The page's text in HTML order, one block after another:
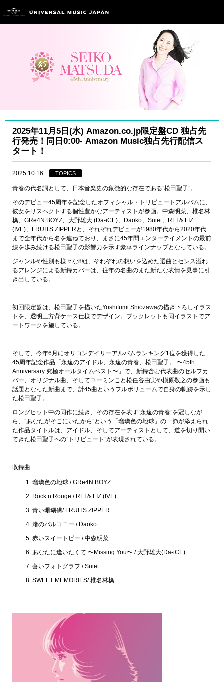
2025年11月5日(水) Amazon.co.jp限定盤CD 独占先
行発売！同日0:00- Amazon Music独占先行配信ス
タート！
2025.10.16 TOPICS
青春の代名詞として、日本音楽史の象徴的な存在である”松田聖子”。
そのデビュー45周年を記念したオフィシャル・トリビュートアルバムに、
彼女をリスペクトする個性豊かなアーティストが参画。中森明菜、椎名林
檎、GRe4N BOYZ、大野雄大 (Da-iCE)、Daoko、Suiet、REI & LIZ
(IVE)、FRUITS ZIPPERと、それぞれデビューが1980年代から2020年代
まで全年代から名を連ねており、まさに45年間エンターテイメントの最前
線を歩み続ける松田聖子の影響力を示す豪華ラインナップとなっている。
ジャンルや性別も様々な8組、それぞれの想いを込めた選曲とセンス溢れ
るアレンジによる新録カバーは、往年の名曲のまた新たな表情を見事に引
き出している。
初回限定盤は、松田聖子を描いたYoshifumi Shiozawaの描き下ろしイラス
トを、透明三方背ケース仕様でデザイン。ブックレットも同イラストでア
ートワークを施している。
そして、今年6月にオリコンデイリーアルバムランキング1位を獲得した
45周年記念作品「永遠のアイドル、永遠の青春、松田聖子。 〜45th
Anniversary 究極オールタイムベスト〜」で、新録含む代表曲のセルフカ
バー、オリジナル曲、そしてユーミンこと松任谷由実や槇原敬之の参画も
話題となった新曲まで、計45曲というフルボリュームで自身の軌跡を示し
た松田聖子。
ロングヒット中の同作に続き、その存在を表す”永遠の青春”を冠しなが
ら、”あなたがそこにいたから”という「瑠璃色の地球」の一節が添えられ
た作品タイトルは、アイドル、そしてアーティストとして、道を切り開い
てきた松田聖子への”トリビュート”が表現されている。
収録曲
瑠璃色の地球 / GRe4N BOYZ
Rock’n Rouge / REI & LIZ (IVE)
青い珊瑚礁/ FRUITS ZIPPER
渚のバルコニー / Daoko
赤いスイートピー / 中森明菜
あなたに逢いたくて 〜Missing You〜 / 大野雄大(Da-iCE)
蒼いフォトグラフ / Suiet
SWEET MEMORIES/ 椎名林檎